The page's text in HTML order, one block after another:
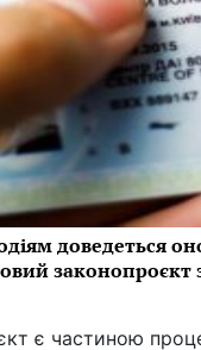
доведеться
законопроєкт
є частиною